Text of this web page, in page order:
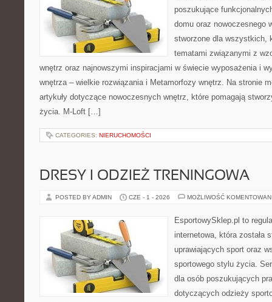
poszukujące
domu oraz nowoczesnego
stworzone dla wszystkich,
tematami związanymi z
wnętrz oraz najnowszymi inspiracjami w świecie wyposażenia i
wnętrza – wielkie rozwiązania i Metamorfozy wnętrz. Na stronie
artykuły dotyczące nowoczesnych wnętrz, które pomagają
życia. M-Loft […]
CATEGORIES: NIERUCHOMOŚCI
DRESY I ODZIEŻ TRENINGOWA
POSTED BY ADMIN CZE - 1 - 2026 MOŻLIWOŚĆ
EsportowySklep.pl to
internetowa, która została
uprawiających sport oraz
sportowego stylu życia.
dla osób poszukujących
dotyczących odzieży